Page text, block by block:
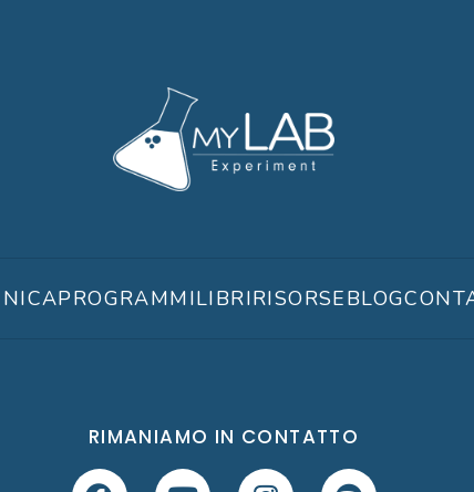
PROGRAMMILIBRIRISORSEBLOG
RIMANIAMO IN CONTATTO